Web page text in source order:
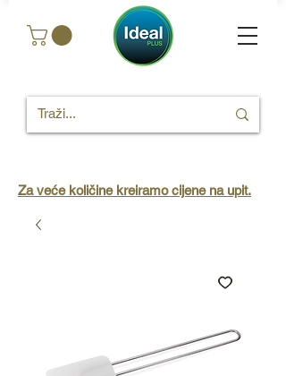
Za veće količine kreiramo cijene na upit.